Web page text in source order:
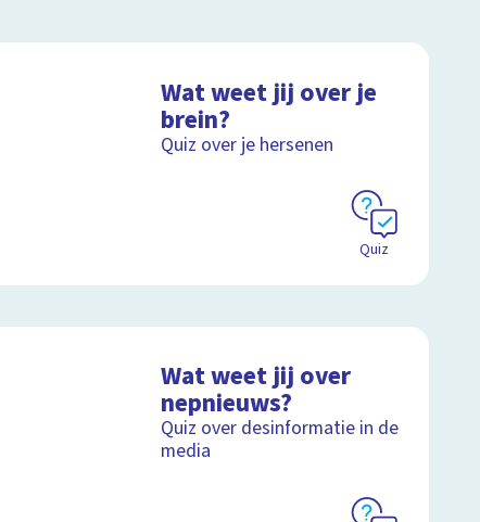
Wat weet jij over je
brein?
Quiz over je hersenen
Quiz
Wat weet jij over
nepnieuws?
Quiz over desinformatie in de
media